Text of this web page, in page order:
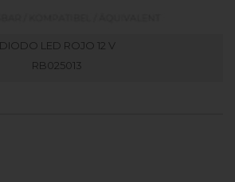
DIODO LED ROJO 12 V
RB025013